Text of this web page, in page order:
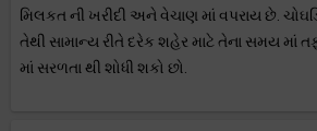
મિલકત ની ખરીદી અને વેચાણ માં વપરાય છે.
તેથી સામાન્ય રીતે દરેક શહેર માટે તેના સમય માં
માં સરળતા થી શોધી શકો છો.